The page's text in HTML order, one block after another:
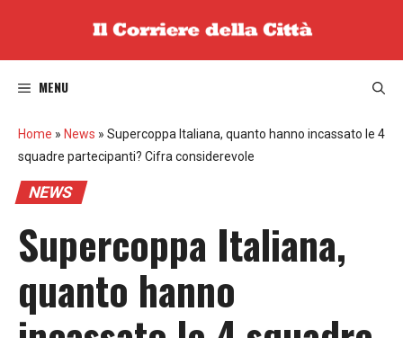
MENU
Home » News » Supercoppa Italiana, quanto hanno incassato le 4
squadre partecipanti? Cifra considerevole
NEWS
Supercoppa Italiana,
quanto hanno